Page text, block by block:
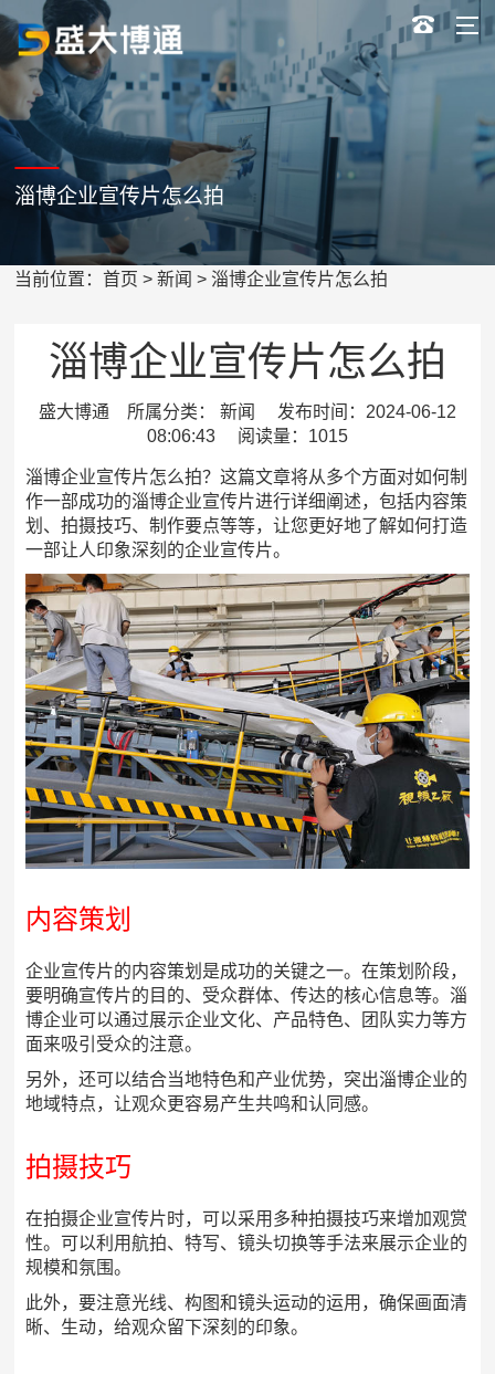
淄博企业宣传片怎么拍
当前位置：首页 >新闻 > 淄博企业宣传片怎么拍
淄博企业宣传片怎么拍
盛大博通 所属分类： 新闻 发布时间：2024-06-12
08:06:43 阅读量：1015
淄博企业宣传片怎么拍？这篇文章将从多个方面对如何制
作一部成功的淄博企业宣传片进行详细阐述，包括内容策
划、拍摄技巧、制作要点等等，让您更好地了解如何打造
一部让人印象深刻的企业宣传片。
内容策划
企业宣传片的内容策划是成功的关键之一。在策划阶段，
要明确宣传片的目的、受众群体、传达的核心信息等。淄
博企业可以通过展示企业文化、产品特色、团队实力等方
面来吸引受众的注意。
另外，还可以结合当地特色和产业优势，突出淄博企业的
地域特点，让观众更容易产生共鸣和认同感。
拍摄技巧
在拍摄企业宣传片时，可以采用多种拍摄技巧来增加观赏
性。可以利用航拍、特写、镜头切换等手法来展示企业的
规模和氛围。
此外，要注意光线、构图和镜头运动的运用，确保画面清
晰、生动，给观众留下深刻的印象。